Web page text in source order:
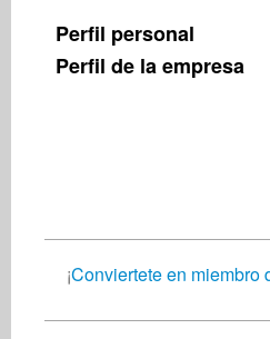
Perfil personal
Perfil de la empresa
¡Conviertete en miembro